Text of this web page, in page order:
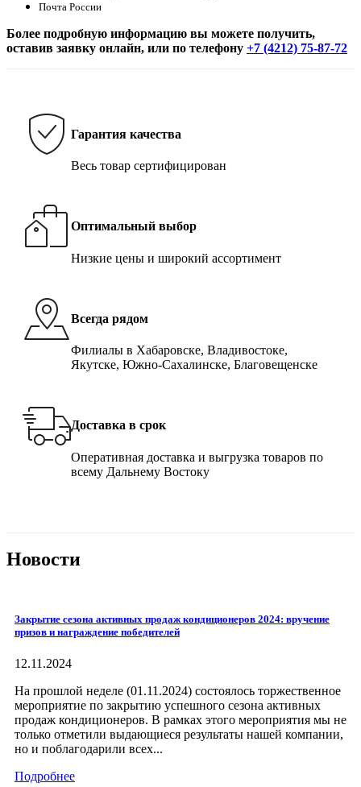
Почта России
Более подробную информацию вы можете получить,
оставив заявку онлайн, или по телефону +7 (4212) 75-87-72
Гарантия качества
Весь товар сертифицирован
Оптимальный выбор
Низкие цены и широкий ассортимент
Всегда рядом
Филиалы в Хабаровске, Владивостоке,
Якутске, Южно-Сахалинске, Благовещенске
Доставка в срок
Оперативная доставка и выгрузка товаров по
всему Дальнему Востоку
Новости
Закрытие сезона активных продаж кондиционеров 2024: вручение
призов и награждение победителей
12.11.2024
На прошлой неделе (01.11.2024) состоялось торжественное
мероприятие по закрытию успешного сезона активных
продаж кондиционеров. В рамках этого мероприятия мы не
только отметили выдающиеся результаты нашей компании,
но и поблагодарили всех...
Подробнее